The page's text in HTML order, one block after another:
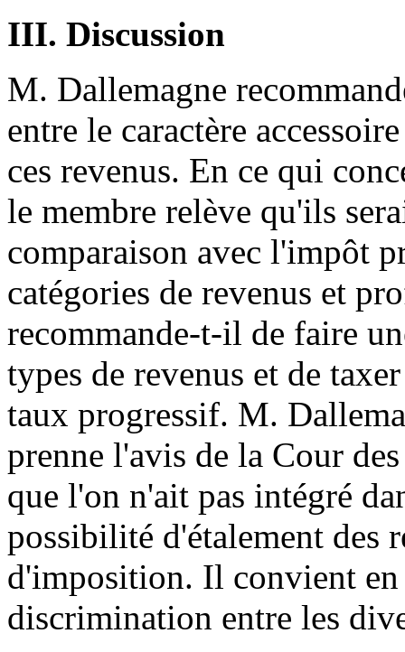
III. Discussion
M. Dallemagne
entre le caractère
ces revenus. En ce qui
le membre relève qu'ils
comparaison avec l'impôt
catégories de revenus et
recommande-t-il de faire
types de revenus et de
taux progressif. M.
prenne l'avis de la Cour
que l'on n'ait pas intégré
possibilité d'étalement des
d'imposition. Il convient en
discrimination entre les